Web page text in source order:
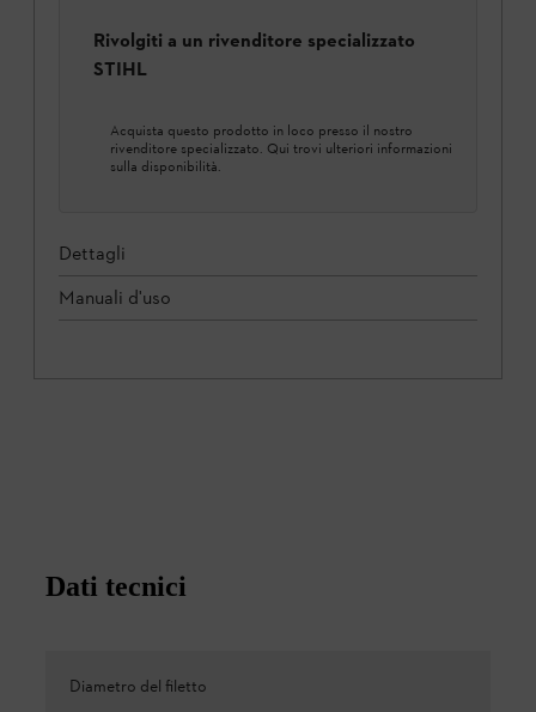
Rivolgiti a un rivenditore specializzato
STIHL
Acquista questo prodotto in loco presso il nostro
rivenditore specializzato. Qui trovi ulteriori informazioni
sulla disponibilità.
Dettagli
Manuali d'uso
Dati tecnici
Diametro del filetto